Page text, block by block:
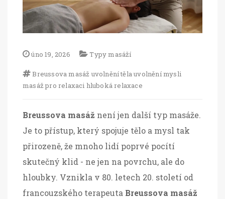
úno 19, 2026 Typy masáží
Breussova masáž uvolnění tělauvolnění mysli
masáž pro relaxaci hluboká relaxace
Breussova masáž není jen další typ masáže.
Je to přístup, který spojuje tělo a mysl tak
přirozeně, že mnoho lidí poprvé pocítí
skutečný klid - ne jen na povrchu, ale do
hloubky. Vznikla v 80. letech 20. století od
francouzského terapeuta Breussova masáž